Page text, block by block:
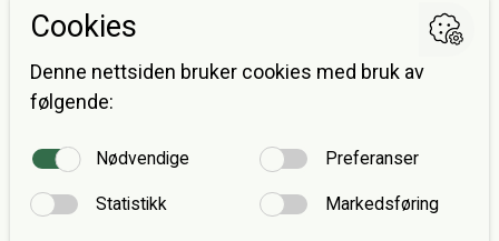
Dietitians affiliated with The Norwegian Association of
Researchers
Avdeling for ernæringsvitenskap
Postboks 1046 Blindern
0316 OSLO
E-post:post@keff.no